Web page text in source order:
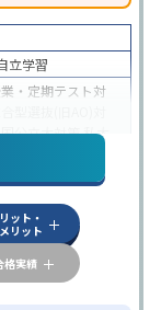
立学習
・定期テスト対
国公立大対策私大
)対策
その
能 不登校生に対
オンライン対応
受講可発達障害
ット・
リット
格実績